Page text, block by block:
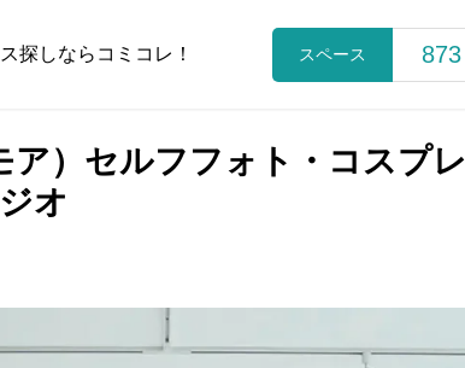
探しならコミコレ！ スペース 873
）セルフフォト・コスプ
オ